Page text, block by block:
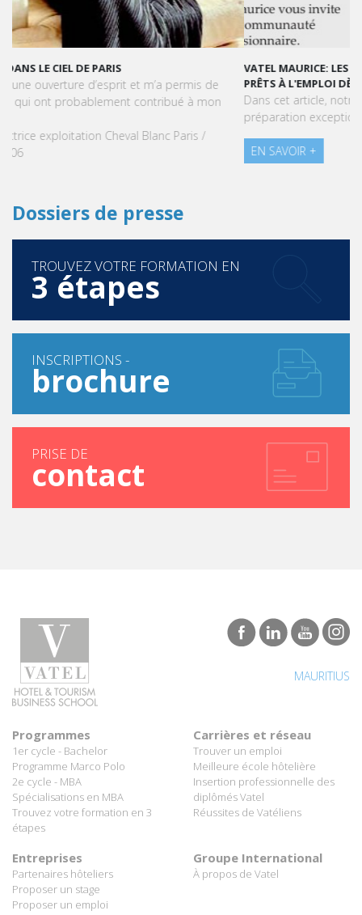
VATEL MAURICE: LES ÉTUDIANTS SONT OPÉRATIONNELS ET
PRÊTS À L'EMPLOI DÈS LA FIN DE LEUR CURSUS
Dans cet article, notre CEO met en lumière le succès et la
préparation exceptionnelle des étudiants de Vatel Maurice.
EN SAVOIR +
TROUVEZ VOTRE FORMATION EN
3 étapes
INSCRIPTIONS -
brochure
PRISE DE
contact
MAURITIUS
Programmes
Programme Marco Polo
2e cycle - MBA
Spécialisations en MBA
Trouvez votre formation en 3
étapes
Meilleure école hôtelière
Insertion professionnelle des
diplômés Vatel
Réussites de Vatéliens
Entreprises
Partenaires hôteliers
Proposer un stage
Proposer un emploi
Groupe International
Tous droits réservés Vatel© 2026 - Réalisé par